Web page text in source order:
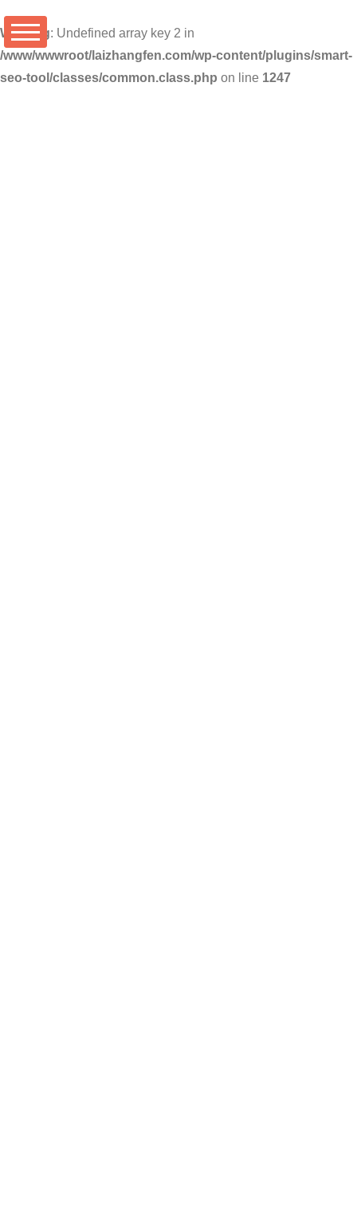
Warning: Undefined array key 2 in
/www/wwwroot/laizhangfen.com/wp-content/plugins/smart-
seo-tool/classes/common.class.php on line 1247